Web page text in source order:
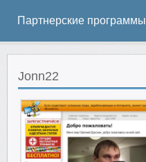
Партнерские программы
Jonn22